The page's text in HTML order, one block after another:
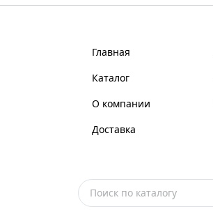
Главная
Каталог
О компании
Доставка